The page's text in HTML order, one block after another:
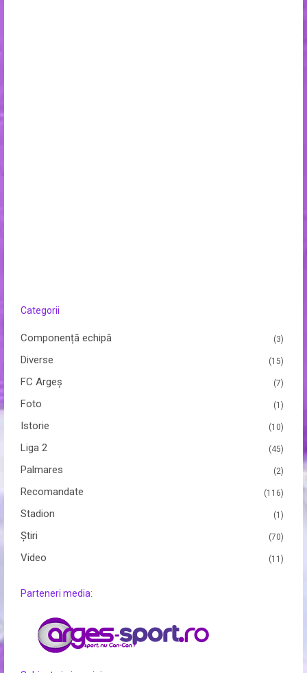
Categorii
Componență echipă (3)
Diverse (15)
FC Argeș (7)
Foto (1)
Istorie (10)
Liga 2 (45)
Palmares (2)
Recomandate (116)
Stadion (1)
Ştiri (70)
Video (11)
Parteneri media: